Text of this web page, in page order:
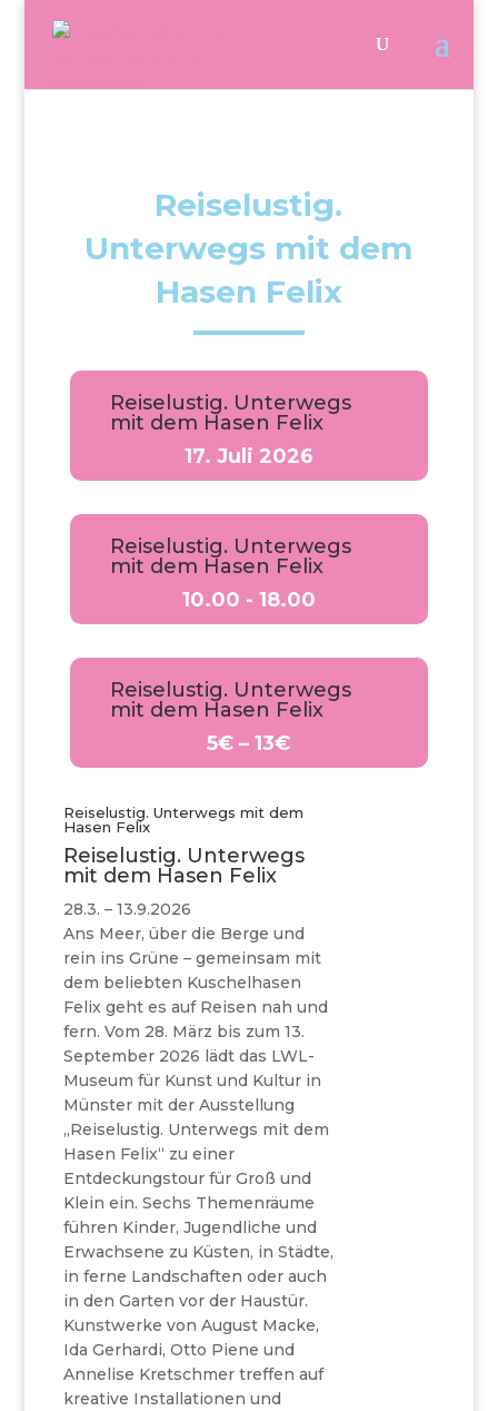
Reiselustig.
Unterwegs mit dem
Hasen Felix
Reiselustig. Unterwegs
mit dem Hasen Felix
17. Juli 2026
Reiselustig. Unterwegs
mit dem Hasen Felix
10.00 - 18.00
Reiselustig. Unterwegs
mit dem Hasen Felix
5€ – 13€
Reiselustig. Unterwegs mit dem
Hasen Felix
Reiselustig. Unterwegs
mit dem Hasen Felix
28.3. – 13.9.2026
Ans Meer, über die Berge und
rein ins Grüne – gemeinsam mit
dem beliebten Kuschelhasen
Felix geht es auf Reisen nah und
fern. Vom 28. März bis zum 13.
September 2026 lädt das LWL-
Museum für Kunst und Kultur in
Münster mit der Ausstellung
„Reiselustig. Unterwegs mit dem
Hasen Felix“ zu einer
Entdeckungstour für Groß und
Klein ein. Sechs Themenräume
führen Kinder, Jugendliche und
Erwachsene zu Küsten, in Städte,
in ferne Landschaften oder auch
in den Garten vor der Haustür.
Kunstwerke von August Macke,
Ida Gerhardi, Otto Piene und
Annelise Kretschmer treffen auf
kreative Installationen und